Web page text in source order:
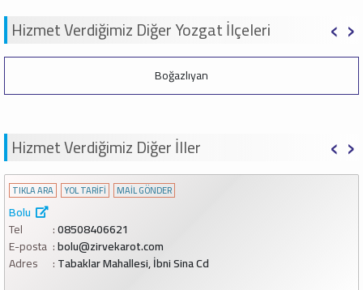
Hizmet Verdiğimiz Diğer Yozgat İlçeleri
Merkez
‹ ›
Hizmet Verdiğimiz Diğer İller
TIKLA ARA YOL TARİFİ MAİL GÖNDER
Diyarbakır
Tel
04126060661
E-posta diyarbakir@zirvekarot.com
Adres
Şeyh Şamil Mahallesi Barış Caddesi
‹ ›